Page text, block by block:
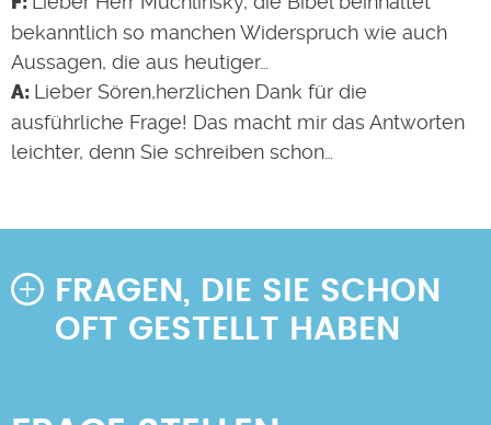
bekanntlich so manchen Widerspruch wie auch
Aussagen, die aus heutiger…
Lieber Sören,herzlichen Dank für die
ausführliche Frage! Das macht mir das Antworten
leichter, denn Sie schreiben schon…
FRAGEN, DIE SIE SCHON
OFT GESTELLT HABEN